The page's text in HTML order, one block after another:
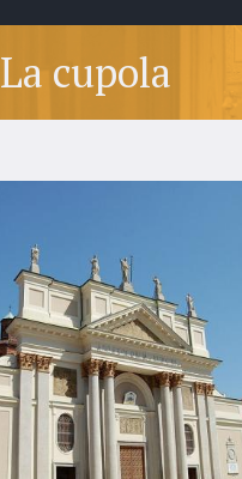
La cupola